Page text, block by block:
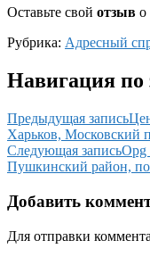
Оставьте свой отзыв о
Рубрика: Адресный
Навигация по
Предыдущая запись
Харьков, Московский
Следующая записьOpg
Пушкинский район,
Добавить
Для отправки